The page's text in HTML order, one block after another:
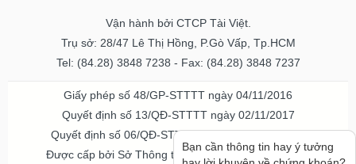
Vận hành bởi CTCP Tài Việt.
Trụ sở: 28/47 Lê Thị Hồng, P.Gò Vấp, Tp.HCM
Tel: (84.28) 3848 7238 - Fax: (84.28) 3848 7237
Giấy phép số 48/GP-STTTT ngày 04/11/2016
Quyết định số 13/QĐ-STTTT ngày 02/11/2017
Quyết định số 06/QĐ-STTTT-ICP ngày 20/07/2023
Được cấp bởi Sở Thông tin và Truyền thông TPHCM
Bạn cần thông tin hay ý tưởng